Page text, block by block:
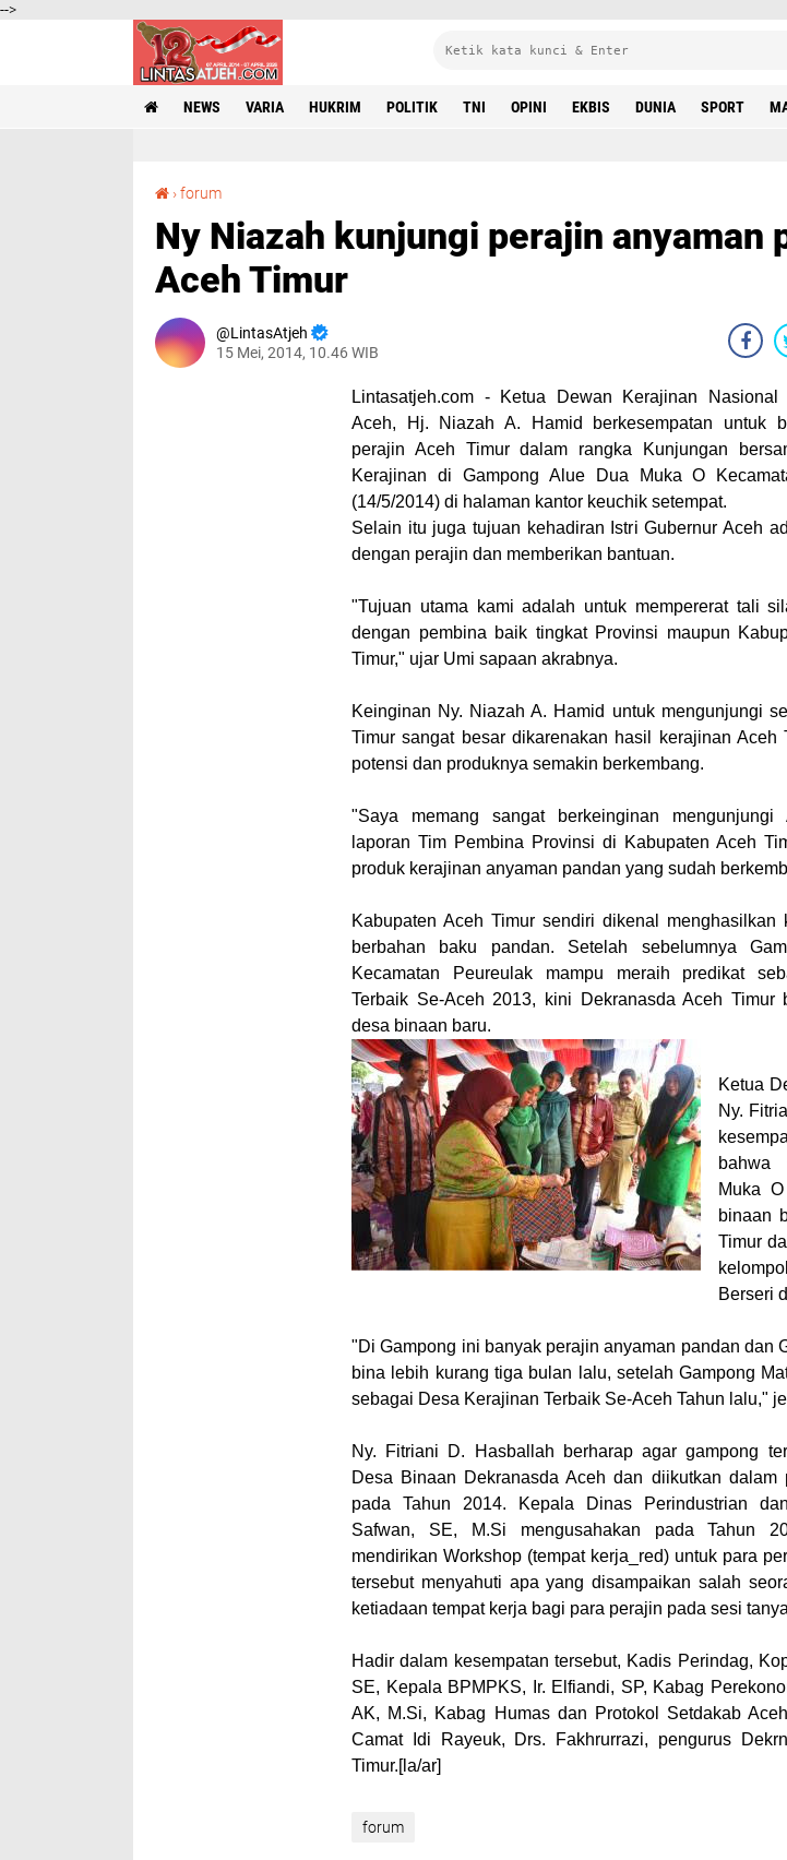
-->
NEWS VARIA HUKRIM POLITIK TNI OPINI EKBIS DUNIA SPORT
›forum
Ny Niazah kunjungi perajin anyaman
Aceh Timur
LintasAtjeh
15 Mei, 2014, 10.46 WIB
Lintasatjeh.com -Ketua Dewan Kerajinan Nasional
Aceh, Hj. Niazah A. Hamid berkesempatan untuk
perajin Aceh Timur dalam rangka Kunjungan
Kerajinan di Gampong Alue Dua Muka O
(14/5/2014) di halaman kantor keuchik setempat.
Selain itu juga tujuan kehadiran Istri Gubernur Aceh
dengan perajin dan memberikan bantuan.
"Tujuan utama kami adalah untuk mempererat tali
dengan pembina baik tingkat Provinsi maupun
Timur," ujar Umi sapaan akrabnya.
Keinginan Ny. Niazah A. Hamid untuk mengunjungi
Timur sangat besar dikarenakan hasil kerajinan Aceh
potensi dan produknya semakin berkembang.
"Saya memang sangat berkeinginan mengunjungi
laporan Tim Pembina Provinsi di Kabupaten Aceh
produk kerajinan anyaman pandan yang sudah
Kabupaten Aceh Timur sendiri dikenal menghasilkan
berbahan baku pandan. Setelah sebelumnya
Kecamatan Peureulak mampu meraih predikat
Terbaik Se-Aceh 2013, kini Dekranasda Aceh Timur
desa binaan baru.
Ketua
Ny.
bahwa
Muka
binaan
Timur
Berseri
"Di Gampong ini banyak perajin anyaman pandan dan
bina lebih kurang tiga bulan lalu, setelah Gampong
sebagai Desa Kerajinan Terbaik Se-Aceh Tahun lalu,"
Ny. Fitriani D. Hasballah berharap agar gampong
Desa Binaan Dekranasda Aceh dan diikutkan dalam
pada Tahun 2014. Kepala Dinas Perindustrian
Safwan, SE, M.Si mengusahakan pada Tahun
mendirikan Workshop (tempat kerja_red) untuk para
tersebut menyahuti apa yang disampaikan salah
ketiadaan tempat kerja bagi para perajin pada sesi
Hadir dalam kesempatan tersebut, Kadis Perindag,
SE, Kepala BPMPKS, Ir. Elfiandi, SP, Kabag
AK, M.Si, Kabag Humas dan Protokol Setdakab
Camat Idi Rayeuk, Drs. Fakhrurrazi, pengurus
Timur.[la/ar]
forum